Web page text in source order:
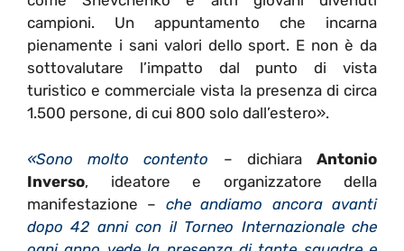
campioni. Un appuntamento che incarna
pienamente i sani valori dello sport. E non è da
sottovalutare l’impatto dal punto di vista
turistico e commerciale vista la presenza di circa
1.500 persone, di cui 800 solo dall’estero».
«Sono molto contento – dichiaraAntonio
Inverso, ideatore e organizzatore della
manifestazione – che andiamo ancora avanti
dopo 42 anni con il Torneo Internazionale che